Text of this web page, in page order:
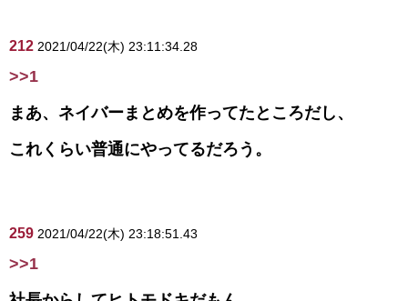
212 2021/04/22(木) 23:11:34.28
>>1
まあ、ネイバーまとめを作ってたところだし、
これくらい普通にやってるだろう。
259 2021/04/22(木) 23:18:51.43
>>1